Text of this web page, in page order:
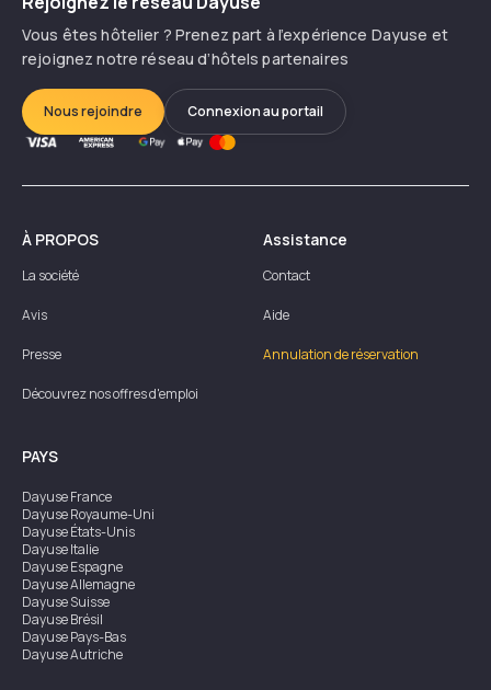
Vous êtes hôtelier ? Prenez part à l’expérience Dayuse et
rejoignez notre réseau d’hôtels partenaires
Nous rejoindre Connexion au portail
À PROPOS
La société
Avis
Presse
Découvrez nos offres d'emploi
Assistance
Contact
Aide
Annulation de réservation
PAYS
DayuseFrance
DayuseRoyaume-Uni
DayuseÉtats-Unis
DayuseItalie
DayuseEspagne
DayuseAllemagne
DayuseSuisse
DayuseBrésil
DayusePays-Bas
DayuseAutriche